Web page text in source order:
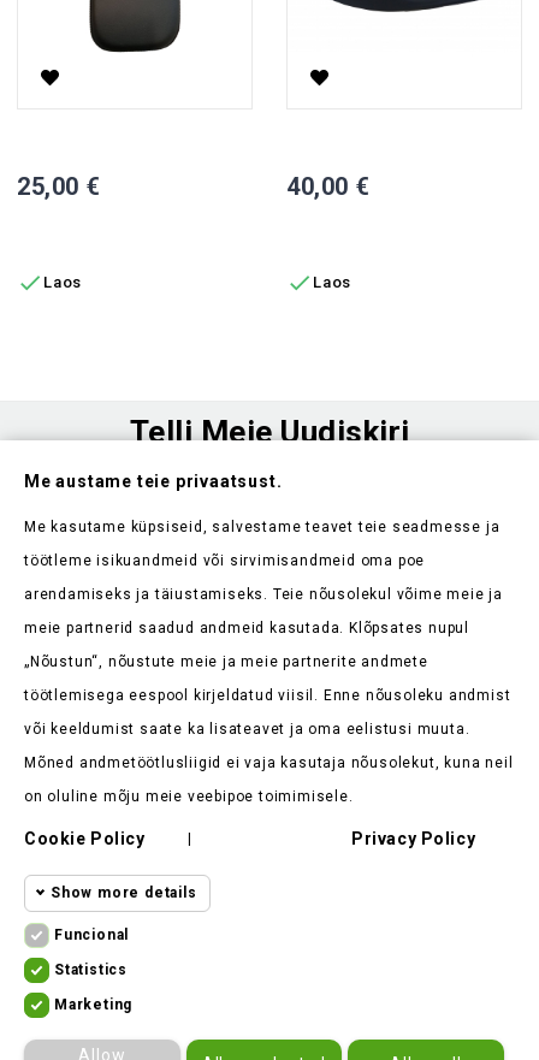
Hind
25,00 €
 Laos
Hind
40,00 €
 Laos
Telli Meie Uudiskiri
Ole esimene, kes saab teada meie uudistest ja kehtivatest

Tooted
Meie Ettevõte
Klient Ütleb
Me austame teie privaatsust.
Me kasutame küpsiseid, salvestame teavet teie seadmesse ja
töötleme isikuandmeid või sirvimisandmeid oma poe
arendamiseks ja täiustamiseks. Teie nõusolekul võime meie ja
meie partnerid saadud andmeid kasutada. Klõpsates nupul
„Nõustun“, nõustute meie ja meie partnerite andmete
töötlemisega eespool kirjeldatud viisil. Enne nõusoleku andmist
või keeldumist saate ka lisateavet ja oma eelistusi muuta.
Mõned andmetöötlusliigid ei vaja kasutaja nõusolekut, kuna neil
on oluline mõju meie veebipoe toimimisele.
Cookie Policy Privacy Policy
Show more details
Statistics
cookies
Marketing
Funcional
Statistics
Marketing
Allow